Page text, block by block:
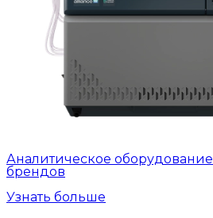
Аналитическое оборудование
брендов
Узнать больше